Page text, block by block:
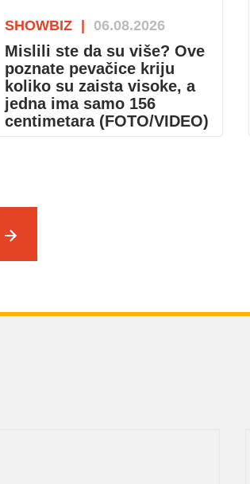
SHOWBIZ 06.08.2026
Mislili ste da su više? Ove
poznate pevačice kriju
koliko su zaista visoke, a
jedna ima samo 156
centimetara (FOTO/VIDEO)